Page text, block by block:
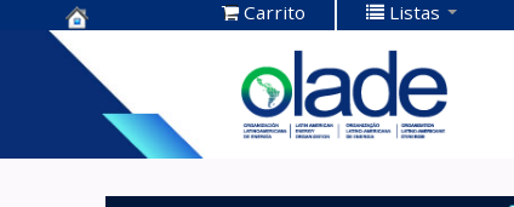
Centro de
Documentación
OLADE -
Carrito Listas